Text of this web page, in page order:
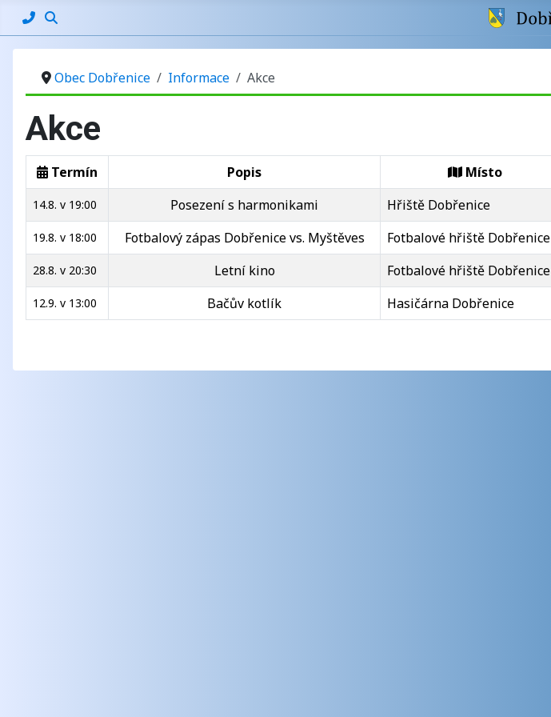
Obec Dobřenice Informace Akce
Akce
Termín Popis Místo
14.8. v 19:00 Posezení s harmonikami Hřiště Dobřenice
19.8. v 18:00 Fotbalový zápas Dobřenice vs. Myštěves Fotbalové hřiště Dobřenice
28.8. v 20:30 Letní kino Fotbalové hřiště Dobřenice
12.9. v 13:00 Bačův kotlík Hasičárna Dobřenice